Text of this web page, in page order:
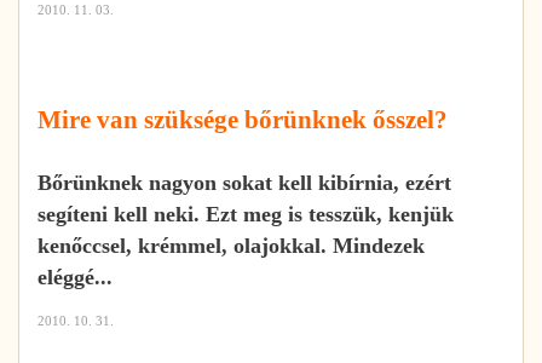
2010. 11. 03.
Mire van szüksége bőrünknek ősszel?
Bőrünknek nagyon sokat kell kibírnia, ezért
segíteni kell neki. Ezt meg is tesszük, kenjük
kenőccsel, krémmel, olajokkal. Mindezek
eléggé...
2010. 10. 31.